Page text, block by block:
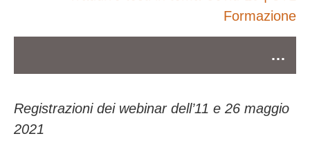
…
Registrazioni dei webinar dell’11 e 26 maggio
2021